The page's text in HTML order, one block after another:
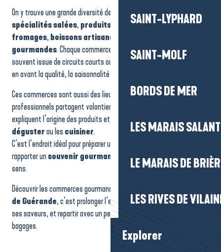
SAINT-LYPHARD
SAINT-MOLF
BORDS DE MER
LES MARAIS
LE MARAIS DE
LES RIVES DE
Explorer
Boutique du Bureau d'information touristique de Piriac-sur-Mer
On y trouve une grande diversité de produits :douceurs sucrées
spécialités salées, produits de la mer,sel et dérivés,
fromages, boissons artisanales
gourmandes. Chaque commerce propose une sélection soignée,
souvent issue de circuits courts ou de productions locales, mettant
en avant la qualité, la saisonnalité et le goût.
Ces commerces sont aussi des lieux de rencontre et de conseil. Les
professionnels partagent volontiers leurs recommandations,
expliquent l’origine des produits et donnent des idées pour les
dégusterou les cuisiner.
C’est l’endroit idéal pour préparer un repas, composer un pique-nique,
rapporter unsouvenir gourmand
ou offrir un cadeau qui a du
sens.
Découvrir les commerces gourmands de la
de Guérande, c’est prolonger l’expérience du territoire à travers
ses saveurs, et repartir avec un peu de son identité dans les
bagages.